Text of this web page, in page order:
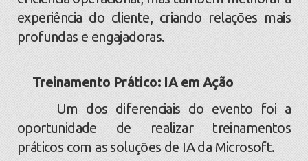
experiência do cliente, criando relações mais
profundas e engajadoras.
Treinamento Prático: IA em Ação
Um dos diferenciais do evento foi a
oportunidade de realizar treinamentos
práticos com as soluções de IA da Microsoft.